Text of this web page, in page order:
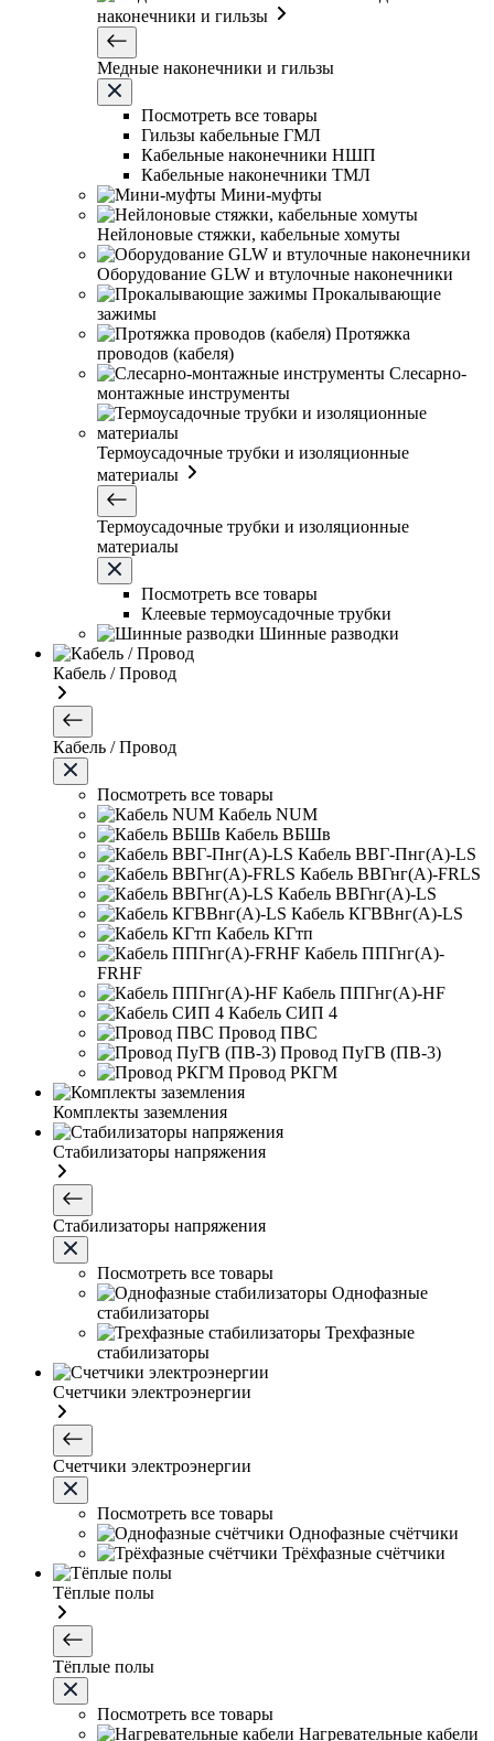
наконечники и гильзы
Медные наконечники и гильзы
Посмотреть все товары
Гильзы кабельные ГМЛ
Кабельные наконечники НШП
Кабельные наконечники ТМЛ
Мини-муфты
Нейлоновые стяжки, кабельные хомуты
Оборудование GLW и втулочные наконечники
Прокалывающие
зажимы
Протяжка
проводов (кабеля)
Слесарно-
монтажные инструменты
Термоусадочные трубки и изоляционные
материалы
Термоусадочные трубки и изоляционные
материалы
Посмотреть все товары
Клеевые термоусадочные трубки
Шинные разводки
Кабель / Провод
Кабель / Провод
Посмотреть все товары
Кабель NUM
Кабель ВБШв
Кабель ВВГ-Пнг(А)-LS
Кабель ВВГнг(А)-FRLS
Кабель ВВГнг(А)-LS
Кабель КГВВнг(А)-LS
Кабель КГтп
Кабель ППГнг(А)-
FRHF
Кабель ППГнг(А)-HF
Кабель СИП 4
Провод ПВС
Провод ПуГВ (ПВ-3)
Провод РКГМ
Комплекты заземления
Стабилизаторы напряжения
Стабилизаторы напряжения
Посмотреть все товары
Однофазные
стабилизаторы
Трехфазные
стабилизаторы
Счетчики электроэнергии
Счетчики электроэнергии
Посмотреть все товары
Однофазные счётчики
Трёхфазные счётчики
Тёплые полы
Тёплые полы
Посмотреть все товары
Нагревательные кабели